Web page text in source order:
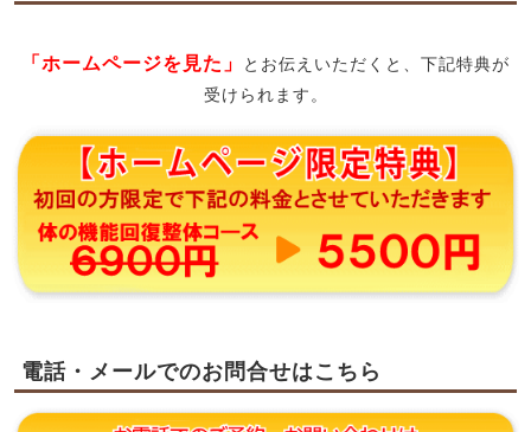
「ホームページを見た」
とお伝えいただくと、下記特典が
受けられます。
電話・メールでのお問合せはこちら